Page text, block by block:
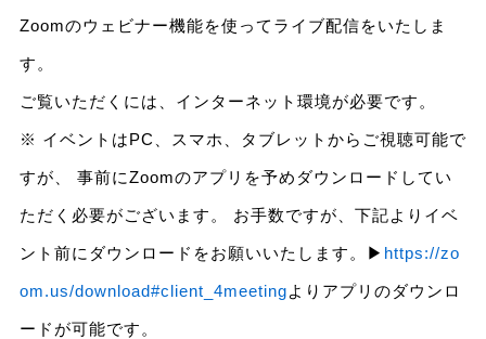
Zoomのウェビナー機能を使ってライブ配信をいたしま
す。
ご覧いただくには、インターネット環境が必要です。
※ イベントはPC、スマホ、タブレットからご視聴可能で
すが、 事前にZoomのアプリを予めダウンロードしてい
ただく必要がございます。 お手数ですが、下記よりイベ
ント前にダウンロードをお願いいたします。▶ https://zo
om.us/download#client_4meetingよりアプリのダウンロ
ードが可能です。